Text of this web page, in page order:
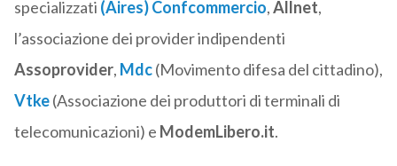
specializzati (Aires)Confcommercio,Allnet,
l’associazione dei provider indipendenti
Assoprovider, Mdc(Movimento difesa del cittadino),
Vtke(Associazione dei produttori di terminali di
telecomunicazioni) e ModemLibero.it.